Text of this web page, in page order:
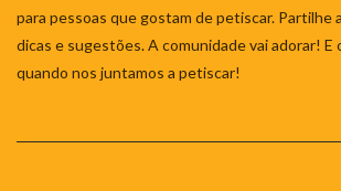
para pessoas que gostam de petiscar. Partilhe
dicas e sugestões. A comunidade vai adorar! E
quando nos juntamos a petiscar!